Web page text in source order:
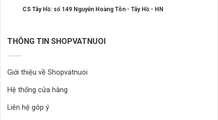
CS Tây Hồ: số 149 Nguyễn Hoàng Tôn - Tây Hồ - HN
THÔNG TIN SHOPVATNUOI
Giới thiệu về Shopvatnuoi
Hệ thống cửa hàng
Liên hệ góp ý